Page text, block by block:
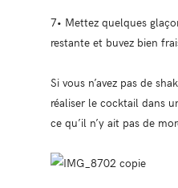
7• Mettez quelques
restante et buvez bien
Si vous n’avez pas de
réaliser le cocktail dans
ce qu’il n’y ait pas de